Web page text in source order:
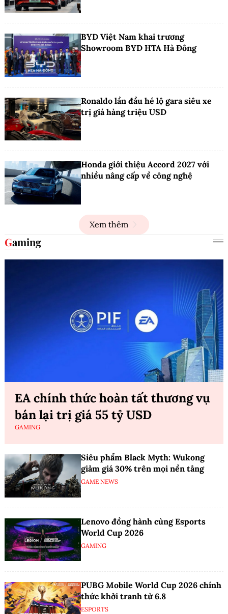
BYD Việt Nam khai trương
Showroom BYD HTA Hà Đông
Ronaldo lần đầu hé lộ gara siêu xe
trị giá hàng triệu USD
Honda giới thiệu Accord 2027 với
nhiều nâng cấp về công nghệ
Xem thêm
Gaming
EA chính thức hoàn tất thương vụ
bán lại trị giá 55 tỷ USD
GAMING
Siêu phẩm Black Myth: Wukong
giảm giá 30% trên mọi nền tảng
GAME NEWS
Lenovo đồng hành cùng Esports
World Cup 2026
GAMING
PUBG Mobile World Cup 2026 chính
thức khởi tranh từ 6.8
ESPORTS